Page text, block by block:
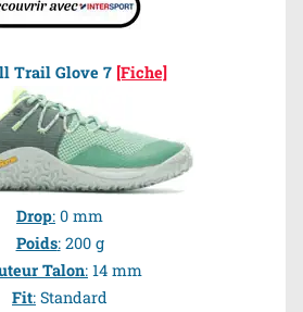
Trail Glove 7 [Fiche]
Drop: 0 mm
Poids:200 g
Talon: 14 mm
Fit: Standard